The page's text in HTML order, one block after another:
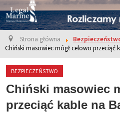
Strona główna
Chiński masowiec mógł celowo przeciąć
BEZPIECZEŃSTWO
Chiński masowiec
przeciąć kable na